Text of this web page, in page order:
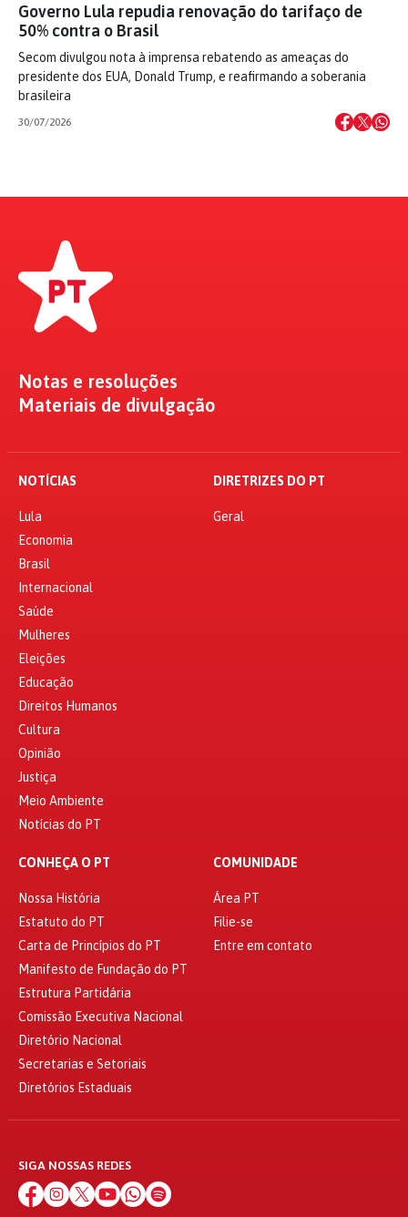
Governo Lula repudia renovação do tarifaço de
50% contra o Brasil
Secom divulgou nota à imprensa rebatendo as ameaças do
presidente dos EUA, Donald Trump, e reafirmando a soberania
brasileira
30/07/2026
Notas e resoluções
Materiais de divulgação
NOTÍCIAS
Lula
Economia
Brasil
Internacional
Saúde
Mulheres
Eleições
Educação
Direitos Humanos
Cultura
Opinião
Justiça
Meio Ambiente
Notícias do PT
DIRETRIZES DO PT
Geral
CONHEÇA O PT
Nossa História
Estatuto do PT
Carta de Princípios do PT
Manifesto de Fundação do PT
Estrutura Partidária
Comissão Executiva Nacional
Diretório Nacional
Secretarias e Setoriais
Diretórios Estaduais
COMUNIDADE
Área PT
Filie-se
Entre em contato
SIGA NOSSAS REDES